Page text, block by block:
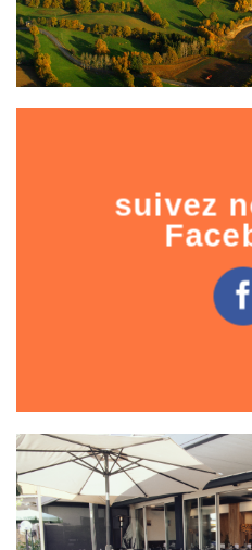
suivez